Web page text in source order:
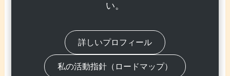
い。
詳しいプロフィール
私の活動指針（ロードマップ）